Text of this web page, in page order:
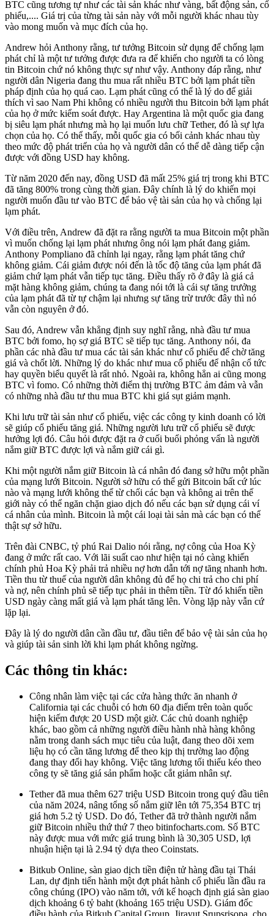
BTC cũng tương tự như các tài sản khác như vàng, bất động sản, cổ
phiếu,.... Giá trị của từng tài sản này với mỗi người khác nhau tùy
vào mong muốn và mục đích của họ.
Andrew hỏi Anthony rằng, tư tưởng Bitcoin sử dụng để chống lạm
phát chỉ là một tư tưởng được đưa ra để khiến cho người ta có lòng
tin Bitcoin chứ nó không thực sự như vậy. Anthony đáp rằng, như
người dân Nigeria đang thu mua rất nhiều BTC bởi lạm phát tiền
pháp định của họ quá cao. Lạm phát cũng có thể là lý do để giải
thích vì sao Nam Phi không có nhiều người thu Bitcoin bởi lạm phát
của họ ở mức kiểm soát được. Hay Argentina là một quốc gia đang
bị siêu lạm phát nhưng mà họ lại muốn lưu chữ Tether, đó là sự lựa
chọn của họ. Có thể thấy, mỗi quốc gia có bối cảnh khác nhau tùy
theo mức độ phát triển của họ và người dân có thể dễ dàng tiếp cận
được với đồng USD hay không.
Từ năm 2020 đến nay, đồng USD đã mất 25% giá trị trong khi BTC
đã tăng 800% trong cùng thời gian. Đây chính là lý do khiến mọi
người muốn đầu tư vào BTC để bảo vệ tài sản của họ và chống lại
lạm phát.
Với điều trên, Andrew đã đặt ra rằng người ta mua Bitcoin một phần
vì muốn chống lại lạm phát nhưng ông nói lạm phát đang giảm.
Anthony Pompliano đã chỉnh lại ngay, rằng lạm phát tăng chứ
không giảm. Cái giảm được nói đến là tốc độ tăng của lạm phát đã
giảm chứ lạm phát vẫn tiếp tục tăng. Điều thấy rõ ở đây là giá cả
mặt hàng không giảm, chúng ta đang nói tới là cái sự tăng trưởng
của lạm phát đã từ tự chậm lại nhưng sự tăng trừ trước đây thì nó
vẫn còn nguyên ở đó.
Sau đó, Andrew vẫn khẳng định suy nghĩ rằng, nhà đầu tư mua
BTC bởi fomo, họ sợ giá BTC sẽ tiếp tục tăng. Anthony nói, đa
phần các nhà đầu tư mua các tài sản khác như cổ phiếu để chờ tăng
giá và chốt lời. Những lý do khác như mua cổ phiếu để nhận cổ tức
hay quyền biểu quyết là rất nhỏ. Ngoài ra, không hẳn ai cũng mong
BTC vì fomo. Có những thời điểm thị trường BTC ảm đảm và vẫn
có những nhà đầu tư thu mua BTC khi giá sụt giảm mạnh.
Khi lưu trữ tài sản như cổ phiếu, việc các công ty kinh doanh có lời
sẽ giúp cổ phiếu tăng giá. Những người lưu trữ cổ phiếu sẽ được
hưởng lợi đó. Câu hỏi được đặt ra ở cuối buổi phỏng vấn là người
nắm giữ BTC được lợi và nắm giữ cái gì.
Khi một người nắm giữ Bitcoin là cá nhân đó đang sở hữu một phần
của mạng lưới Bitcoin. Người sở hữu có thể gửi Bitcoin bất cứ lúc
nào và mạng lưới không thể từ chối các bạn và không ai trên thế
giới này có thể ngăn chặn giao dịch đó nếu các bạn sử dụng cái ví
cá nhân của mình. Bitcoin là một cái loại tài sản mà các bạn có thể
thật sự sở hữu.
Trên đài CNBC, tỷ phú Rai Dalio nói rằng, nợ công của Hoa Kỳ
đang ở mức rất cao. Với lãi suất cao như hiện tại nó càng khiến
chính phủ Hoa Kỳ phải trả nhiều nợ hơn dẫn tới nợ tăng nhanh hơn.
Tiền thu từ thuế của người dân không đủ để họ chi trả cho chi phí
và nợ, nên chính phủ sẽ tiếp tục phải in thêm tiền. Từ đó khiến tiền
USD ngày càng mất giá và lạm phát tăng lên. Vòng lặp này vẫn cứ
lặp lại.
Đây là lý do người dân cần đầu tư, đầu tiên để bảo vệ tài sản của họ
và giúp tài sản sinh lời khi lạm phát không ngừng.
Các thông tin khác:
Công nhân làm việc tại các cửa hàng thức ăn nhanh ở
California tại các chuỗi có hơn 60 địa điểm trên toàn quốc
hiện kiếm được 20 USD một giờ. Các chủ doanh nghiệp
khác, bao gồm cả những người điều hành nhà hàng không
nằm trong danh sách mục tiêu của luật, đang theo dõi xem
liệu họ có cần tăng lương để theo kịp thị trường lao động
đang thay đổi hay không. Việc tăng lương tối thiểu kéo theo
công ty sẽ tăng giá sản phẩm hoặc cắt giảm nhân sự.
Tether đã mua thêm 627 triệu USD Bitcoin trong quý đầu tiên
của năm 2024, nâng tổng số nắm giữ lên tới 75,354 BTC trị
giá hơn 5.2 tỷ USD. Do đó, Tether đã trở thành người nắm
giữ Bitcoin nhiều thứ thứ 7 theo bitinfocharts.com. Số BTC
này được mua với mức giá trung bình là 30,305 USD, lợi
nhuận hiện tại là 2.94 tỷ dựa theo Coinstats.
Bitkub Online, sàn giao dịch tiền điện tử hàng đầu tại Thái
Lan, dự định tiến hành một đợt phát hành cổ phiếu lần đầu ra
công chúng (IPO) vào năm tới, với kế hoạch định giá sàn giao
dịch khoảng 6 tỷ baht (khoảng 165 triệu USD). Giám đốc
điều hành của Bitkub Capital Group, Jirayut Srupsrisopa, cho